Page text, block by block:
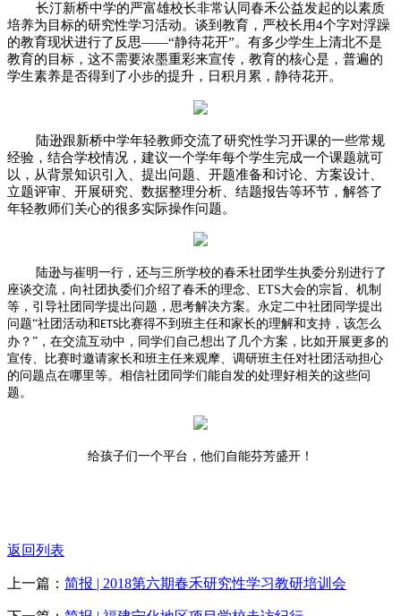
长汀新桥中学的严富雄校长非常认同春禾公益发起的以素质
培养为目标的研究性学习活动。谈到教育，严校长用4个字对浮躁
的教育现状进行了反思——“静待花开”。有多少学生上清北不是
教育的目标，这不需要浓墨重彩来宣传，教育的核心是，普遍的
学生素养是否得到了小步的提升，日积月累，静待花开。
陆逊跟新桥中学年轻教师交流了研究性学习开课的一些常规
经验，结合学校情况，建议一个学年每个学生完成一个课题就可
以，从背景知识引入、提出问题、开题准备和讨论、方案设计、
立题评审、开展研究、数据整理分析、结题报告等环节，解答了
年轻教师们关心的很多实际操作问题。
陆逊与崔明一行，还与三所学校的春禾社团学生执委分别进行了
座谈交流，向社团执委们介绍了春禾的理念、 ETS大会的宗旨、机制
等，引导社团同学提出问题，思考解决方案。永定二中社团同学提出
问题“社团活动和 ETS比赛得不到班主任和家长的理解和支持，该怎么
办？”，在交流互动中，同学们自己想出了几个方案，比如开展更多的
宣传、比赛时邀请家长和班主任来观摩、调研班主任对社团活动担心
的问题点在哪里等。相信社团同学们能自发的处理好相关的这些问
题。
给孩子们一个平台，他们自能芬芳盛开！
返回列表
上一篇： 简报 | 2018第六期春禾研究性学习教研培训会